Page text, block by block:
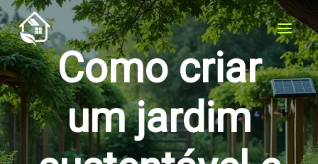
Skip
to
content
Como criar
um jardim